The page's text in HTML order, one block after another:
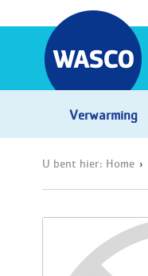
Verwarming
U bent hier: Home